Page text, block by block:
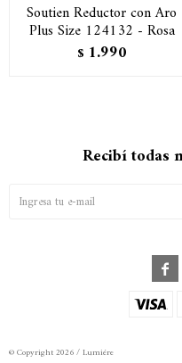
Soutien Reductor con Aro
Plus Size 124132 - Rosa
$ 1.990
Recibí todas

© Copyright 2026 / Lumiére